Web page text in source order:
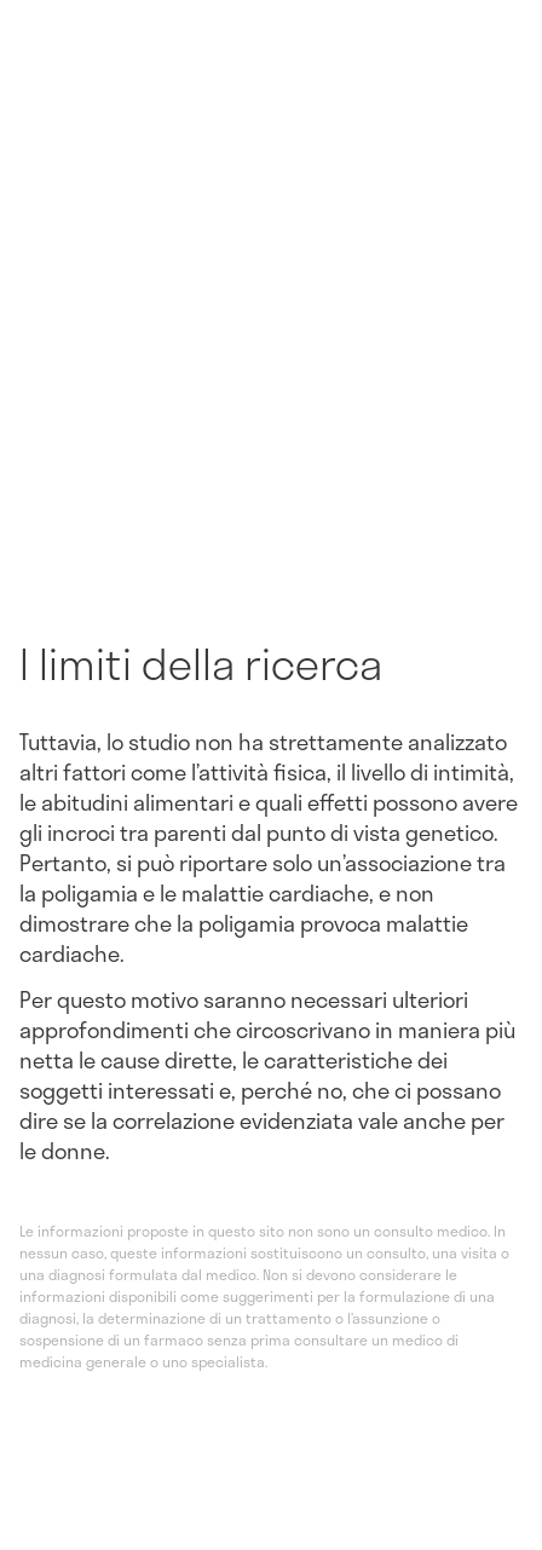
I limiti della ricerca
Tuttavia, lo studio non ha strettamente analizzato
altri fattori come l’attività fisica, il livello di intimità,
le abitudini alimentari e quali effetti possono avere
gli incroci tra parenti dal punto di vista genetico.
Pertanto, si può riportare solo un’associazione tra
la poligamia e le malattie cardiache, e non
dimostrare che la poligamia provoca malattie
cardiache.
Per questo motivo saranno necessari ulteriori
approfondimenti che circoscrivano in maniera più
netta le cause dirette, le caratteristiche dei
soggetti interessati e, perché no, che ci possano
dire se la correlazione evidenziata vale anche per
le donne.
Le informazioni proposte in questo sito non sono un consulto medico. In
nessun caso, queste informazioni sostituiscono un consulto, una visita o
una diagnosi formulata dal medico. Non si devono considerare le
informazioni disponibili come suggerimenti per la formulazione di una
diagnosi, la determinazione di un trattamento o l’assunzione o
sospensione di un farmaco senza prima consultare un medico di
medicina generale o uno specialista.